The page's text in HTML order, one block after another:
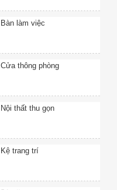
Bàn làm việc
Cửa thông phòng
Nội thất thu gọn
Kệ trang trí